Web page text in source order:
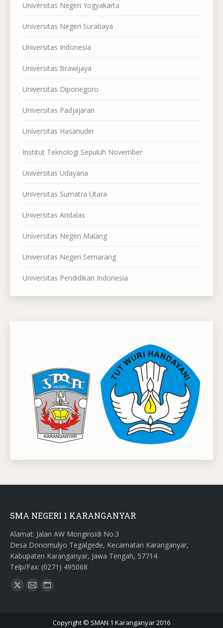
Universitas Negeri Yogyakarta
Universitas Negeri Surabaya
Universitas Indonesia
Universitas Brawijaya
Universitas Diponegoro
Universitas Padjajaran
Universitas Hasanudin
Institut Teknologi Sepuluh November
Universitas Udayana
Universitas Sumatra Utara
Universitas Andalas
Universitas Negeri Malang
Universitas Negeri Semarang
Universitas Pendidikan Indonesia
SMA NEGERI 1 KARANGANYAR
Alamat: Jalan AW Monginsidi No.3
Desa Donomulyo Tegalgede, Kecamatan Karanganyar,
Kabupaten Karanganyar, Jawa Tengah, 57714
Telp/Fax: (0271) 495068
Find us on:
X
MailWebsite
Copyright © SMAN 1 Karanganyar 2016